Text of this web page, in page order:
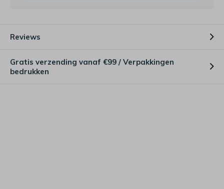
Reviews
Gratis verzending vanaf €99 / Verpakkingen
bedrukken